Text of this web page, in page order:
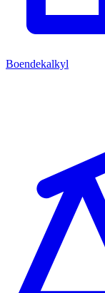
Boendekalkyl